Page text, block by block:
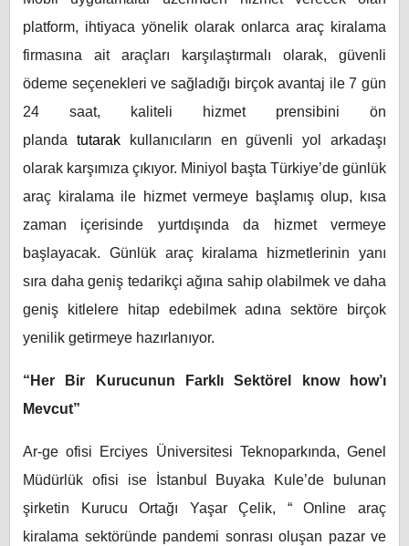
platform, ihtiyaca yönelik olarak onlarca araç kiralama
firmasına ait araçları karşılaştırmalı olarak, güvenli
ödeme seçenekleri ve sağladığı birçok avantaj ile 7 gün
24 saat, kaliteli hizmet prensibini ön
planda tutarakkullanıcıların en güvenli yol arkadaşı
olarak karşımıza çıkıyor. Miniyol başta Türkiye’de günlük
araç kiralama ile hizmet vermeye başlamış olup, kısa
zaman içerisinde yurtdışında da hizmet vermeye
başlayacak. Günlük araç kiralama hizmetlerinin yanı
sıra daha geniş tedarikçi ağına sahip olabilmek ve daha
geniş kitlelere hitap edebilmek adına sektöre birçok
yenilik getirmeye hazırlanıyor.
“Her Bir Kurucunun Farklı Sektörel know how’ı
Mevcut”
Ar-ge ofisi Erciyes Üniversitesi Teknoparkında, Genel
Müdürlük ofisi ise İstanbul Buyaka Kule’de bulunan
şirketin Kurucu Ortağı Yaşar Çelik, “Online araç
kiralama sektöründe pandemi sonrası oluşan pazar ve